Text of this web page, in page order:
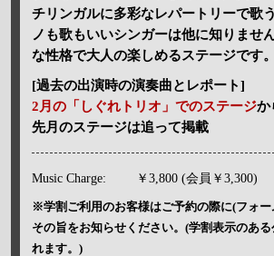
チリンガルに多彩なレパートリーで歌
ノも歌もいいシンガーは他に知りませ
な性格で大人の楽しめるステージ
[過去の出演時の演奏曲とレポート]
2月の「しぐれトリオ」でのステージか
先月のステージは追って掲載
Music Charge: ￥3,800 (会員￥3,300)
※学割ご利用のお客様はご予約の際に(フォ
その旨をお知らせください。(学割表示のあ
れます。)